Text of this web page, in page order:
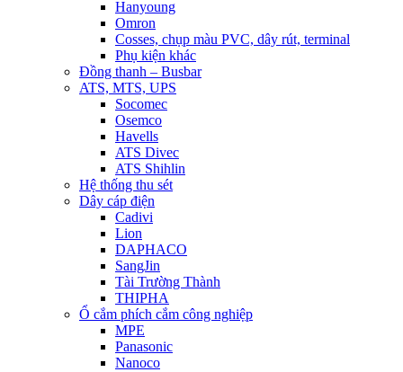
Hanyoung
Omron
Cosses, chụp màu PVC, dây rút, terminal
Phụ kiện khác
Đồng thanh – Busbar
ATS, MTS, UPS
Socomec
Osemco
Havells
ATS Divec
ATS Shihlin
Hệ thống thu sét
Dây cáp điện
Cadivi
Lion
DAPHACO
SangJin
Tài Trường Thành
THIPHA
Ổ cắm phích cắm công nghiệp
MPE
Panasonic
Nanoco